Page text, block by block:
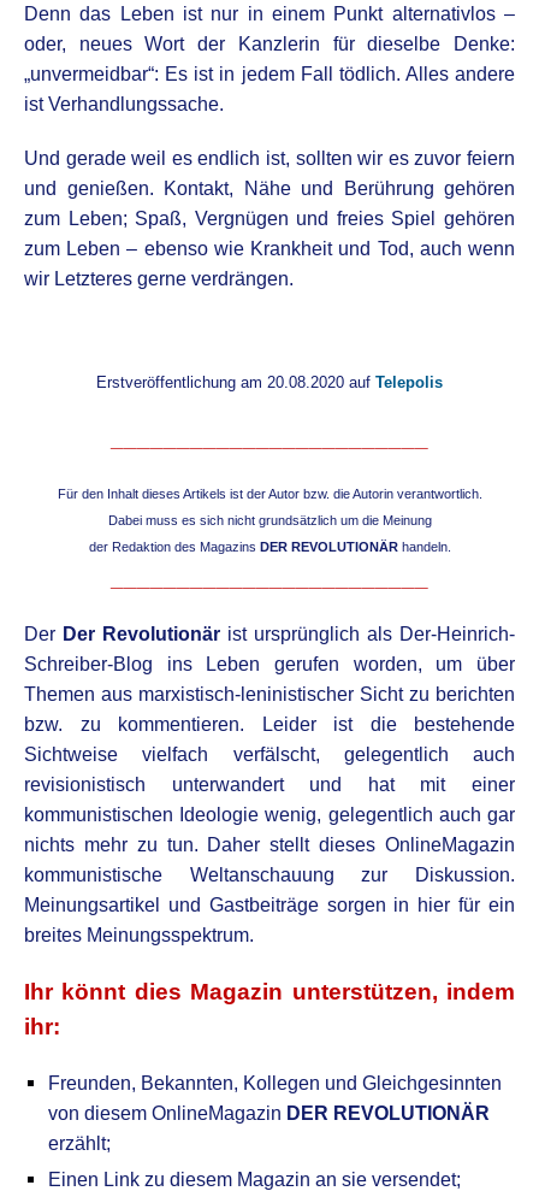
Denn das Leben ist nur in einem Punkt alternativlos –
oder, neues Wort der Kanzlerin für dieselbe Denke:
„unvermeidbar“: Es ist in jedem Fall tödlich. Alles andere
ist Verhandlungssache.
Und gerade weil es endlich ist, sollten wir es zuvor feiern
und genießen. Kontakt, Nähe und Berührung gehören
zum Leben; Spaß, Vergnügen und freies Spiel gehören
zum Leben – ebenso wie Krankheit und Tod, auch wenn
wir Letzteres gerne verdrängen.
Erstveröffentlichung am 20.08.2020 auf Telepolis
Für den Inhalt dieses Artikels ist der Autor bzw. die Autorin verantwortlich.
Dabei muss es sich nicht grundsätzlich um die Meinung
der Redaktion des Magazins DER REVOLUTIONÄRhandeln.
Der Der Revolutionär ist ursprünglich als Der-Heinrich-
Schreiber-Blog ins Leben gerufen worden, um über
Themen aus marxistisch-leninistischer Sicht zu berichten
bzw. zu kommentieren. Leider ist die bestehende
Sichtweise vielfach verfälscht, gelegentlich auch
revisionistisch unterwandert und hat mit einer
kommunistischen Ideologie wenig, gelegentlich auch gar
nichts mehr zu tun. Daher stellt dieses OnlineMagazin
kommunistische Weltanschauung zur Diskussion.
Meinungsartikel und Gastbeiträge sorgen in hier für ein
breites Meinungsspektrum.
Ihr könnt dies Magazin unterstützen, indem
ihr:
Freunden, Bekannten, Kollegen und Gleichgesinnten
von diesem OnlineMagazin DER REVOLUTIONÄR
erzählt;
Einen Link zu diesem Magazin an sie versendet;